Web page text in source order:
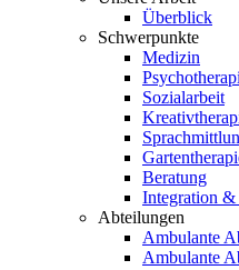
Überblick
Schwerpunkte
Medizin
Sozialarbeit
Beratung
Integration
Abteilungen
Ambulante
Ambulante